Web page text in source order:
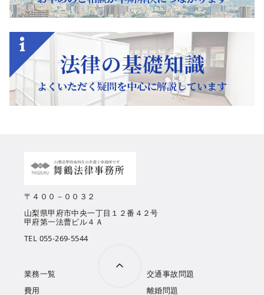
〒４００－００３２
山梨県甲府市中央一丁目１２番４２号
甲府第一法曹ビル４Ａ
TEL 055-269-5544
業務一覧
費用
交通事故問題
離婚問題